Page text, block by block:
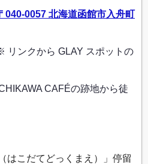
040-0057 北海道函館市入舟町
GLAY スポットの
CAFÉの跡地から徒
はこだてどっくまえ）」停留